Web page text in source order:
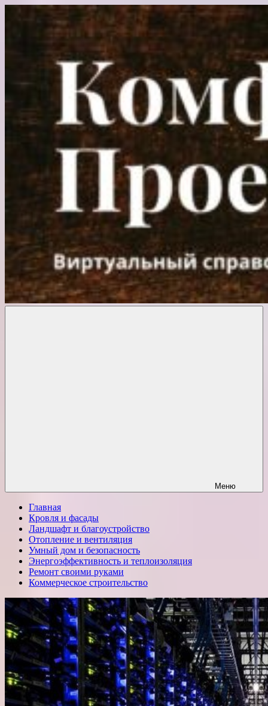
Перейти
содержимому
Меню
Главная
Кровля и фасады
Ландшафт и благоустройство
Отопление и вентиляция
Умный дом и безопасность
Энергоэффективность и теплоизоляция
Ремонт своими руками
Коммерческое строительство